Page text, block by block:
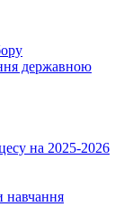
державною
на 2025-2026
навчання